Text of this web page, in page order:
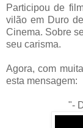
Participou de
vilão em Duro
Cinema. Sobre
seu carisma.
Agora, com
esta mensagem:
"-